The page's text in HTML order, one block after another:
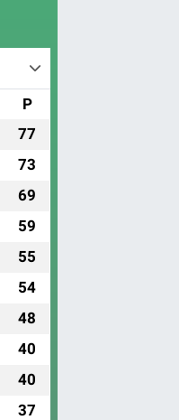
P
77
73
69
59
55
54
48
40
40
37